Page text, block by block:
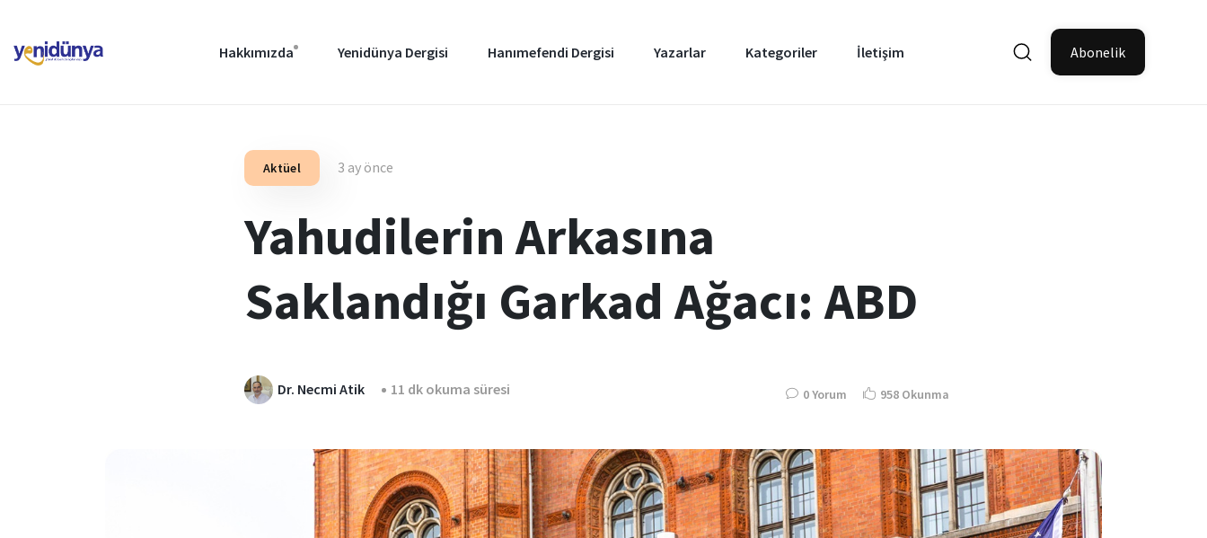
Hakkımızda Yenidünya Dergisi Hanımefendi Dergisi Yazarlar Kategoriler İletişim Abonelik
Aktüel 3 ay önce
Yahudilerin Arkasına
Saklandığı Garkad Ağacı: ABD
Dr. Necmi Atik 11 dk okuma süresi 0 Yorum 958 Okunma